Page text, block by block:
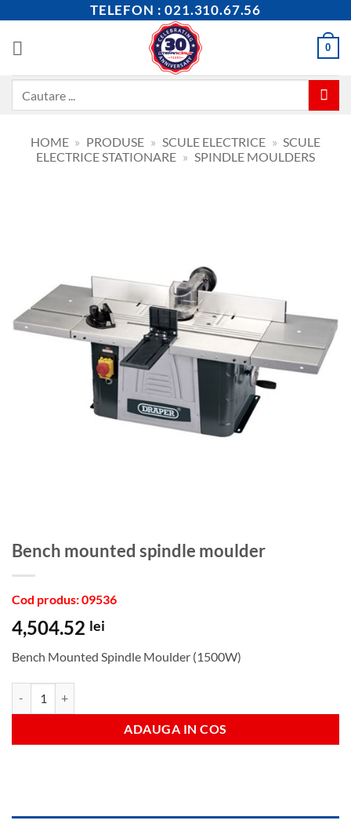
content
TELEFON : 021.310.67.56
0
HOME » PRODUSE » SCULE ELECTRICE » SCULE
ELECTRICE STATIONARE » SPINDLE MOULDERS
bench mounted spindle moulder
Cod produs: 09536
4,504.52 lei
Bench Mounted Spindle Moulder (1500W)
ADAUGA IN COS